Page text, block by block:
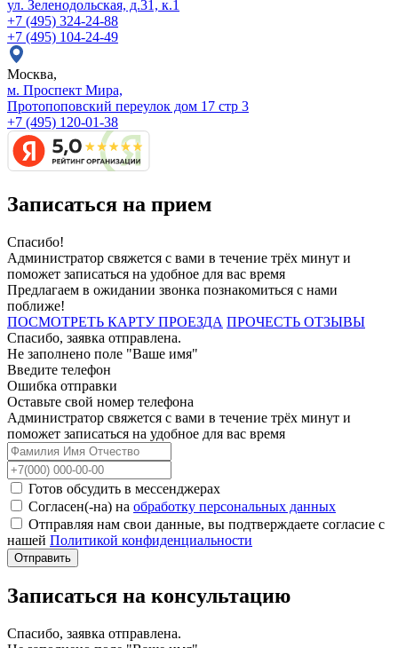
ул. Зеленодольская, д.31, к.1
+7 (495) 324-24-88
+7 (495) 104-24-49
Москва,
м. Проспект Мира,
Протопоповский переулок дом 17 стр 3
+7 (495) 120-01-38
Записаться на прием
Спасибо!
Администратор свяжется с вами в течение трёх минут и
поможет записаться на удобное для вас время
Предлагаем в ожидании звонка познакомиться с нами
поближе!
ПОСМОТРЕТЬ КАРТУ ПРОЕЗДА ПРОЧЕСТЬ ОТЗЫВЫ
Спасибо, заявка отправлена.
Не заполнено поле "Ваше имя"
Введите телефон
Ошибка отправки
Оставьте свой номер телефона
Администратор свяжется с вами в течение трёх минут и
поможет записаться на удобное для вас время
Готов обсудить в мессенджерах
Согласен(-на) на обработку персональных данных
Отправляя нам свои данные, вы подтверждаете согласие с
нашей Политикой конфиденциальности
Записаться на консультацию
Спасибо, заявка отправлена.